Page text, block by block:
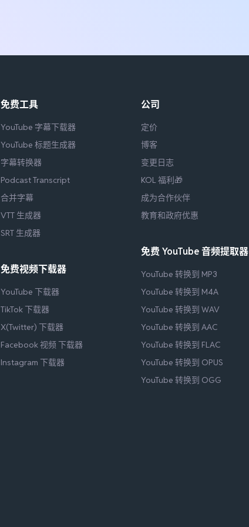
免费工具
YouTube 字幕下载器
YouTube 标题生成器
字幕转换器
Podcast Transcript
合并字幕
VTT 生成器
SRT 生成器
免费视频下载器
YouTube 下载器
TikTok 下载器
X(Twitter) 下载器
Facebook 视频 下载器
Instagram 下载器
公司
定价
博客
变更日志
KOL 福利🎁
成为合作伙伴
教育和政府优惠
免费 YouTube 音频提取器
YouTube 转换到 MP3
YouTube 转换到 M4A
YouTube 转换到 WAV
YouTube 转换到 AAC
YouTube 转换到 FLAC
YouTube 转换到 OPUS
YouTube 转换到 OGG